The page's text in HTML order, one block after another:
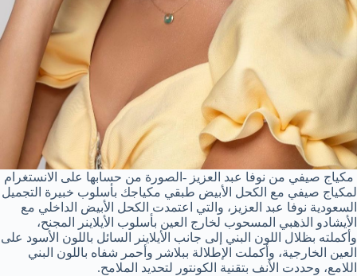
مكياج صيفي من نوفا عبد العزيز -الصورة من حسابها على الانستغرام
لمكياج صيفي مع الكحل الأبيض طبقي مكياجك بأسلوب خبيرة التجميل
السعودية نوفا عبد العزيز، والتي اعتمدت الكحل الأبيض الداخلي مع
الأيشادو الذهبي المسحوب لخارج العين بأسلوب الأيلاينر المجنح،
وأكملته بظلال اللون البني إلى جانب الأيلاينر السائل باللون الأسود على
العين الخارجية، وأكملت الإطلالة ببلاشر وأحمر شفاه باللون البني
اللامع، وحددت الأنف بتقنية الكونتور لتحديد الملامح.